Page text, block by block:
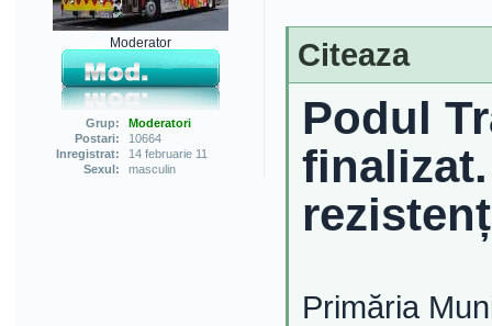
Moderator
Grup:
Moderatori
Postari:
10664
Inregistrat:
14 februarie 11
Sexul:
masculin
Citeaza
Podul
Primăria